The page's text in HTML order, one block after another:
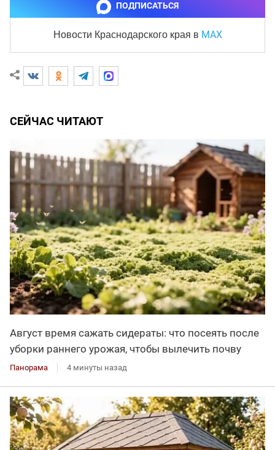
ПОДПИСАТЬСЯ
Новости Краснодарского края в MAX
СЕЙЧАС ЧИТАЮТ
Август время сажать сидераты: что посеять после
уборки раннего урожая, чтобы вылечить почву
Панорама 4 минуты назад